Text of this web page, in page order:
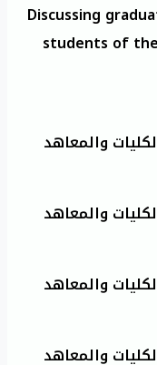
Discussing
students of
والمعاهد
والمعاهد
والمعاهد
والمعاهد